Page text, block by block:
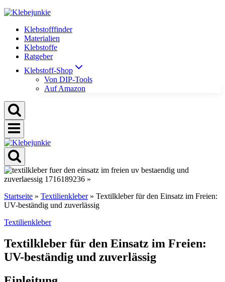
Zum
springenKlebstofffinder
Materialien
Klebstoffe
Ratgeber
Klebstoff-Shop
Von DIP-Tools
Auf Amazon
Startseite » Textilienkleber» Textilkleber für den Einsatz im Freien:
UV-beständig und zuverlässig
Textilienkleber
Textilkleber für den Einsatz im Freien:
UV-beständig und zuverlässig